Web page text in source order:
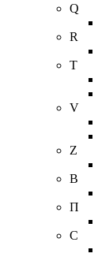
Q
R
T
V
Z
В
П
С